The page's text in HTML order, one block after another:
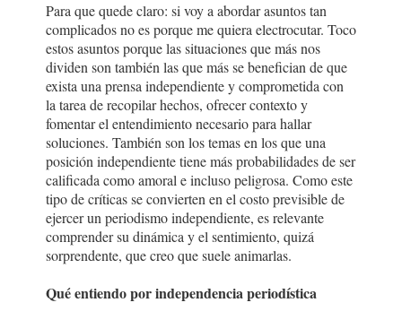
Para que quede claro: si voy a abordar asuntos tan
complicados no es porque me quiera electrocutar. Toco
estos asuntos porque las situaciones que más nos
dividen son también las que más se benefician de que
exista una prensa independiente y comprometida con
la tarea de recopilar hechos, ofrecer contexto y
fomentar el entendimiento necesario para hallar
soluciones. También son los temas en los que una
posición independiente tiene más probabilidades de ser
calificada como amoral e incluso peligrosa. Como este
tipo de críticas se convierten en el costo previsible de
ejercer un periodismo independiente, es relevante
comprender su dinámica y el sentimiento, quizá
sorprendente, que creo que suele animarlas.
Qué entiendo por independencia periodística